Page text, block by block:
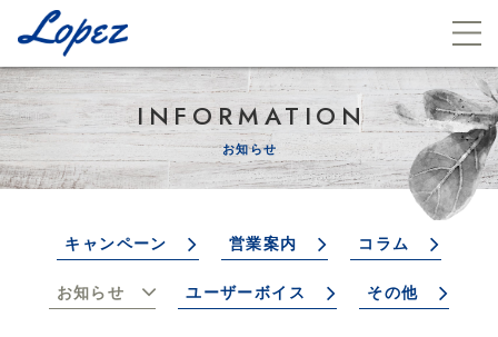
INFORMATION
お知らせ
キャンペーン 営業案内 コラム
お知らせ ユーザーボイス その他